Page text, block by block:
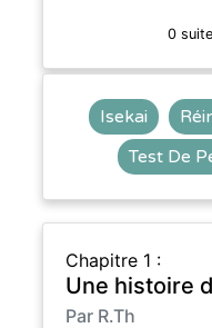
0
Isekai
Test De
Chapitre 1 :
Une histoire
Par R.Th